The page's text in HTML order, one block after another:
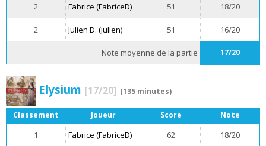
2 Fabrice (FabriceD) 51 18/20
2 Julien D. (julien) 51 16/20
Note moyenne de la partie 17/20
Elysium [17/20] (135 minutes)
Classement Joueur Score Note
1 Fabrice (FabriceD) 62 18/20